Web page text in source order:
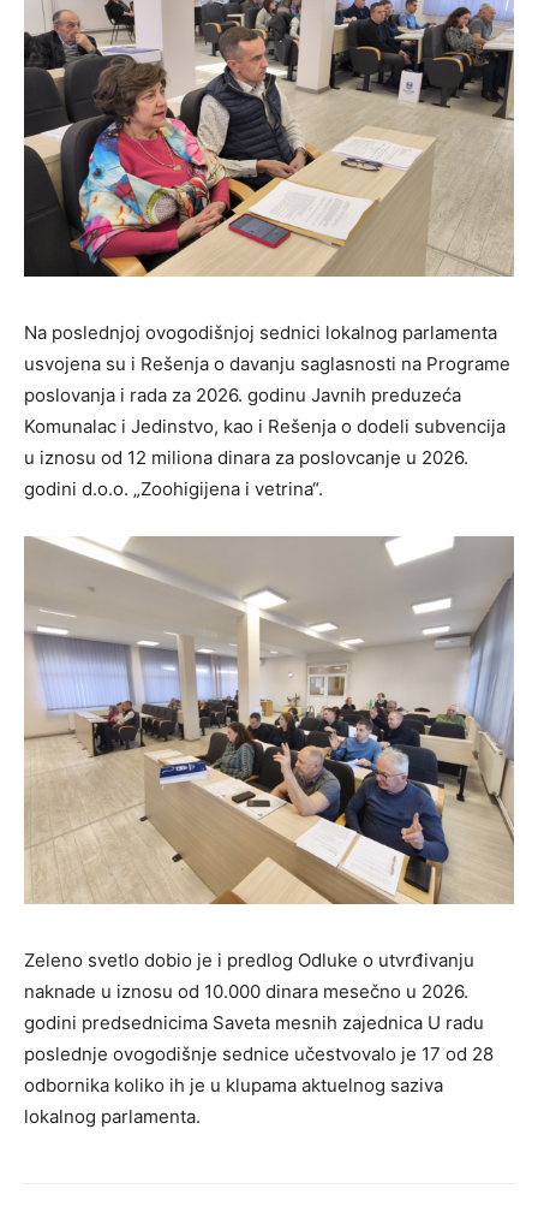
Na poslednjoj ovogodišnjoj sednici lokalnog parlamenta
usvojena su i Rešenja o davanju saglasnosti na Programe
poslovanja i rada za 2026. godinu Javnih preduzeća
Komunalac i Jedinstvo, kao i Rešenja o dodeli subvencija
u iznosu od 12 miliona dinara za poslovcanje u 2026.
godini d.o.o. „Zoohigijena i vetrina“.
Zeleno svetlo dobio je i predlog Odluke o utvrđivanju
naknade u iznosu od 10.000 dinara mesečno u 2026.
godini predsednicima Saveta mesnih zajednica U radu
poslednje ovogodišnje sednice učestvovalo je 17 od 28
odbornika koliko ih je u klupama aktuelnog saziva
lokalnog parlamenta.